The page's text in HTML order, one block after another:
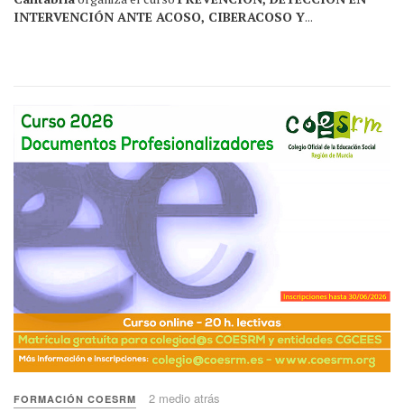
INTERVENCIÓN ANTE ACOSO, CIBERACOSO Y...
FORMACIÓN COESRM 2 medio atrás